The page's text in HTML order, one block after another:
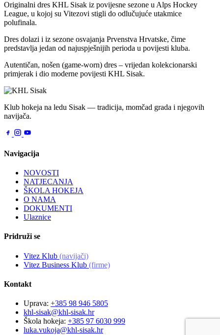
Originalni dres KHL Sisak iz povijesne sezone u Alps Hockey
League, u kojoj su Vitezovi stigli do odlučujuće utakmice
polufinala.
Dres dolazi i iz sezone osvajanja Prvenstva Hrvatske, čime
predstavlja jedan od najuspješnijih perioda u povijesti kluba.
Autentičan, nošen (game-worn) dres – vrijedan kolekcionarski
primjerak i dio moderne povijesti KHL Sisak.
Klub hokeja na ledu Sisak — tradicija, momčad grada i njegovih
navijača.
Navigacija
NOVOSTI
NATJECANJA
ŠKOLA HOKEJA
O NAMA
DOKUMENTI
Ulaznice
Pridruži se
Vitez Klub (navijači)
Vitez Business Klub (firme)
Kontakt
Uprava: +385 98 946 5805
khl-sisak@khl-sisak.hr
Škola hokeja: +385 97 6030 999
luka.vukoja@khl-sisak.hr